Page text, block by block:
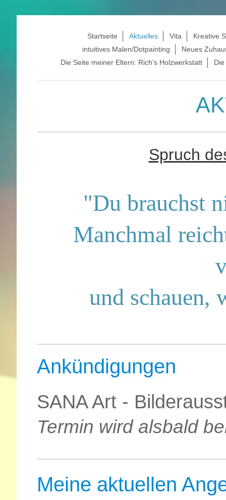
Startseite Aktuelles Vita
Kreative
intuitives Malen/Dotpainting
Neues
Die Seite meiner Eltern: Rich's Holzwerkstatt
Spruch
"Du brauchst
Manchmal
und schauen,
Ankündigungen
SANA Art -
Termin wird alsbald
Meine aktuellen